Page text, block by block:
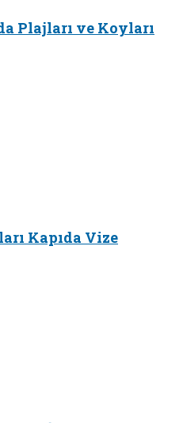
Plajları ve Koyları
Kapıda Vize